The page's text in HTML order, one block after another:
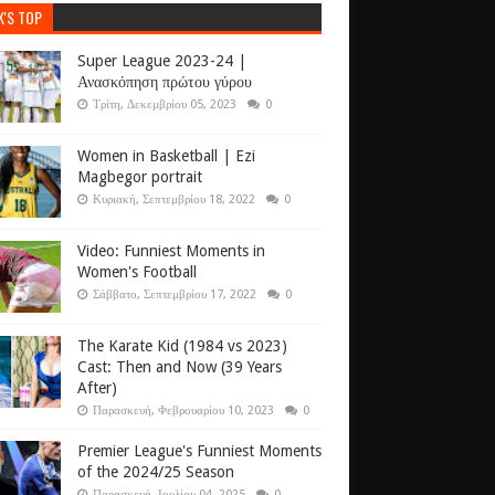
TOP
Super League 2023-24 |
Ανασκόπηση πρώτου γύρου
Τρίτη, Δεκεμβρίου 05, 2023 0
Women in Basketball | Ezi
Magbegor portrait
Κυριακή, Σεπτεμβρίου 18, 2022 0
Video: Funniest Moments in
Women's Football
Σάββατο, Σεπτεμβρίου 17, 2022 0
The Karate Kid (1984 vs 2023)
Cast: Then and Now (39 Years
After)
Παρασκευή, Φεβρουαρίου 10, 2023 0
Premier League's Funniest Moments
of the 2024/25 Season